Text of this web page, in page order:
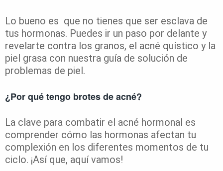
Lo bueno es que no tienes que ser esclava de
tus hormonas. Puedes ir un paso por delante y
revelarte contra los granos, el acné quístico y la
piel grasa con nuestra guía de solución de
problemas de piel.
¿Por qué tengo brotes de acné?
La clave para combatir el acné hormonal es
comprender cómo las hormonas afectan tu
complexión en los diferentes momentos de tu
ciclo. ¡Así que, aquí vamos!